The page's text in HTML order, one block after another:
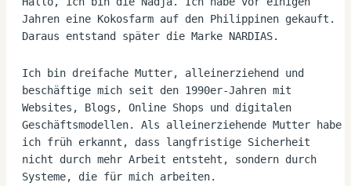
Jahren eine Kokosfarm auf den Philippinen gekauft.
Daraus entstand später die Marke NARDIAS.
Ich bin dreifache Mutter, alleinerziehend und
beschäftige mich seit den 1990er-Jahren mit
Websites, Blogs, Online Shops und digitalen
Geschäftsmodellen. Als alleinerziehende Mutter habe
ich früh erkannt, dass langfristige Sicherheit
nicht durch mehr Arbeit entsteht, sondern durch
Systeme, die für mich arbeiten.